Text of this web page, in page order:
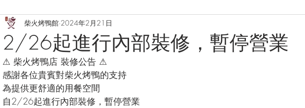
2/26起進行內部裝修，暫停營業
柴火烤鴨館 2024年2月21日
⚠ 柴火烤鴨店 裝修公告 ⚠
感謝各位貴賓對柴火烤鴨的支持
為提供更舒適的用餐空間
自2/26起進行內部裝修，暫停營業